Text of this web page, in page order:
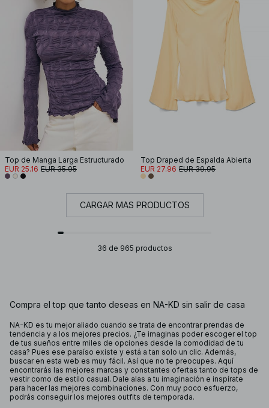
Top de Manga Larga Estructurado
EUR 25.16 EUR 35.95
Top Draped de Espalda Abierta
EUR 27.96 EUR 39.95
CARGAR MÁS PRODUCTOS
36 de 965 productos
Compra el top que tanto deseas en NA-KD sin salir de casa
NA-KD es tu mejor aliado cuando se trata de encontrar prendas de
tendencia y a los mejores precios. ¿Te imaginas poder escoger el top
de tus sueños entre miles de opciones desde la comodidad de tu
casa? Pues ese paraíso existe y está a tan solo un clic. Además,
buscar en esta web es muy fácil. Así que no te preocupes. Aquí
encontrarás las mejores marcas y constantes ofertas tanto de tops de
vestir como de estilo casual. Dale alas a tu imaginación e inspírate
para hacer las mejores combinaciones. Con muy poco esfuerzo,
podrás conseguir los mejores outfits de temporada.